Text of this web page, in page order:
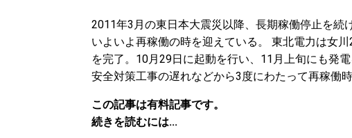
2011年3月の東日本大震災以降、長期稼働停止を続
いよいよ再稼働の時を迎えている。 東北電力は女
を完了。10月29日に起動を行い、11月上旬にも発
安全対策工事の遅れなどから3度にわたって再稼働
この記事は有料記事です。
続きを読むには...